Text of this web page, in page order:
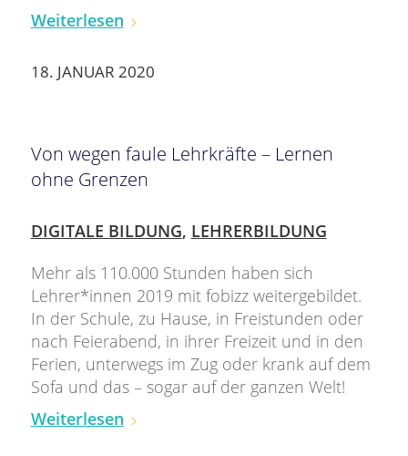
Weiterlesen
18. JANUAR 2020
Von wegen faule Lehrkräfte – Lernen
ohne Grenzen
DIGITALE BILDUNG, LEHRERBILDUNG
Mehr als 110.000 Stunden haben sich
Lehrer*innen 2019 mit fobizz weitergebildet.
In der Schule, zu Hause, in Freistunden oder
nach Feierabend, in ihrer Freizeit und in den
Ferien, unterwegs im Zug oder krank auf dem
Sofa und das – sogar auf der ganzen Welt!
Weiterlesen